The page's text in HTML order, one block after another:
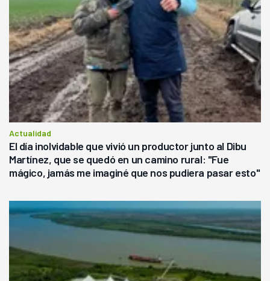
Actualidad
El día inolvidable que vivió un productor junto al Dibu
Martínez, que se quedó en un camino rural: "Fue
mágico, jamás me imaginé que nos pudiera pasar esto"